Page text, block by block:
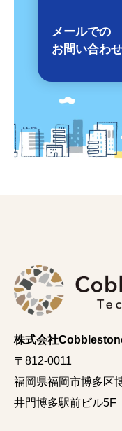
メールでの
お問い合わせ
株式会社
〒812-0011
福岡県福岡市博多区
井門博多駅前ビル5F